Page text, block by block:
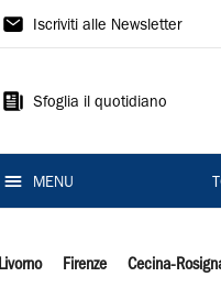
Il
Iscriviti alle Newsletter
Sfoglia il quotidiano
MENU
Livorno Firenze Cecina-